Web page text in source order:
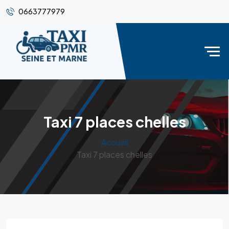
0663777979
Taxi 7 places chelles
Accueil
Taxi 7 places chelles